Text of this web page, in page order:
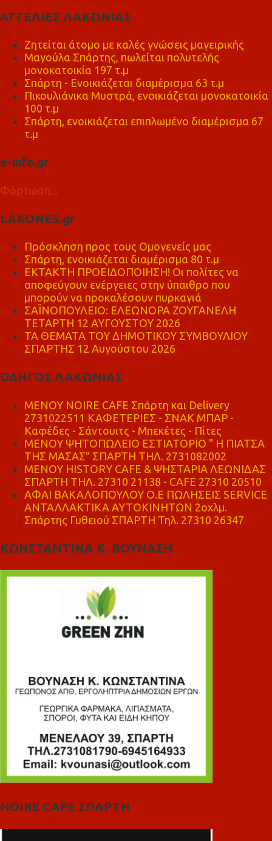
ΑΓΓΕΛΙΕΣ ΛΑΚΩΝΙΑΣ
Ζητείται άτομο με καλές γνώσεις μαγειρικής
Μαγούλα Σπάρτης, πωλείται πολυτελής
μονοκατοικία 197 τ.μ
Σπάρτη - Ενοικιάζεται διαμέρισμα 63 τ.μ
Πικουλιάνικα Μυστρά, ενοικιάζεται μονοκατοικία
100 τ.μ
Σπάρτη, ενοικιάζεται επιπλωμένο διαμέρισμα 67
τ.μ
e-info.gr
Φόρτωση...
LAKONES.gr
Πρόσκληση προς τους Ομογενείς μας
Σπάρτη, ενοικιάζεται διαμέρισμα 80 τ.μ
ΕΚΤΑΚΤΗ ΠΡΟΕΙΔΟΠΟΙΗΣΗ! Οι πολίτες να
αποφεύγουν ενέργειες στην ύπαιθρο που
μπορούν να προκαλέσουν πυρκαγιά
ΣΑΪΝΟΠΟΥΛΕΙΟ: ΕΛΕΩΝΟΡΑ ΖΟΥΓΑΝΕΛΗ
ΤΕΤΑΡΤΗ 12 ΑΥΓΟΥΣΤΟΥ 2026
ΤΑ ΘΕΜΑΤΑ ΤΟΥ ΔΗΜΟΤΙΚΟΥ ΣΥΜΒΟΥΛΙΟΥ
ΣΠΑΡΤΗΣ 12 Αυγούστου 2026
ΟΔΗΓΟΣ ΛΑΚΩΝΙΑΣ
MENOY NOIRE CAFE Σπάρτη και Delivery
2731022511 ΚΑΦΕΤΕΡΙΕΣ - ΣΝΑΚ ΜΠΑΡ -
Καφέδες - Σάντουιτς - Μπεκέτες - Πίτες
ΜΕΝΟΥ ΨΗΤΟΠΩΛΕΙΟ ΕΣΤΙΑΤΟΡΙΟ " Η ΠΙΑΤΣΑ
ΤΗΣ ΜΑΣΑΣ" ΣΠΑΡΤΗ ΤΗΛ. 2731082002
ΜΕΝΟΥ HISTORY CAFE & ΨΗΣΤΑΡΙΑ ΛΕΩΝΙΔΑΣ
ΣΠΑΡΤΗ ΤΗΛ. 27310 21138 - CAFE 27310 20510
ΑΦΑΙ ΒΑΚΑΛΟΠΟΥΛΟΥ Ο.Ε ΠΩΛΗΣΕΙΣ SERVICE
ΑΝΤΑΛΛΑΚΤΙΚΑ ΑΥΤΟΚΙΝΗΤΩΝ 2οχλμ.
Σπάρτης Γυθειού ΣΠΑΡΤΗ Τηλ. 27310 26347
ΚΩΝΣΤΑΝΤΙΝΑ Κ. ΒΟΥΝΑΣΗ
NOIRE CAFE ΣΠΑΡΤΗ